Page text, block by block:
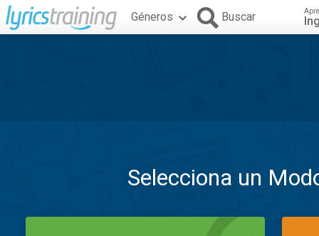
Géneros Buscar
Selecciona un